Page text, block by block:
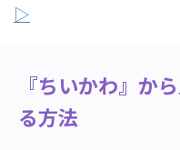
▷
『ちいかわ』か
る方法